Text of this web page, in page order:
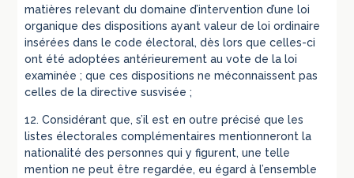
matières relevant du domaine d’intervention d’une loi
organique des dispositions ayant valeur de loi ordinaire
insérées dans le code électoral, dès lors que celles-ci
ont été adoptées antérieurement au vote de la loi
examinée ; que ces dispositions ne méconnaissent pas
celles de la directive susvisée ;
12. Considérant que, s’il est en outre précisé que les
listes électorales complémentaires mentionneront la
nationalité des personnes qui y figurent, une telle
mention ne peut être regardée, eu égard à l’ensemble